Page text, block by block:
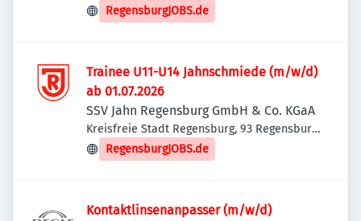
Deutschland
RegensburgJOBS.de
Trainee U11-U14 Jahnschmiede (m/w/d)
ab 01.07.2026
SSV Jahn Regensburg GmbH & Co. KGaA
Kreisfreie Stadt Regensburg, 93 Regensburg,
Deutschland
RegensburgJOBS.de
Kontaktlinsenanpasser (m/w/d)